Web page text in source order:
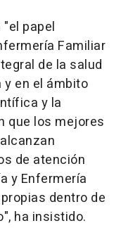
papel
Familiar
de la salud
y en el ámbito
y la
que los mejores
de atención
y Enfermería
dentro de
ha insistido.